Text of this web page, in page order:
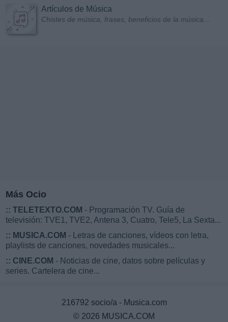
Artículos de Música
Chistes de música, frases, beneficios de la música...
Más Ocio
:: TELETEXTO.COM - Programación TV. Guía de
televisión: TVE1, TVE2, Antena 3, Cuatro, Tele5, La Sexta...
:: MUSICA.COM - Letras de canciones, vídeos con letra,
playlists de canciones, novedades musicales...
:: CINE.COM - Noticias de cine, datos sobre películas y
series. Cartelera de cine...
216792 socio/a - Musica.com
© 2026 MUSICA.COM